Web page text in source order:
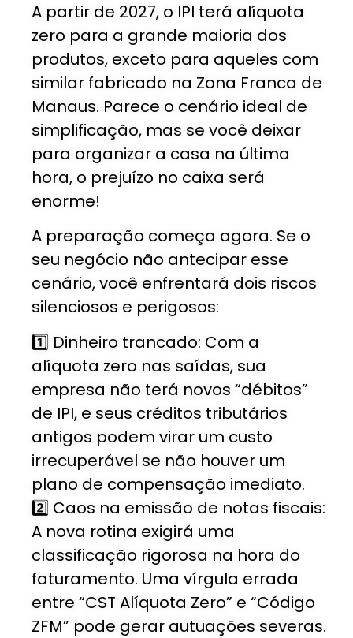
A partir de 2027, o IPI terá alíquota
zero para a grande maioria dos
produtos, exceto para aqueles com
similar fabricado na Zona Franca de
Manaus. Parece o cenário ideal de
simplificação, mas se você deixar
para organizar a casa na última
hora, o prejuízo no caixa será
enorme!
A preparação começa agora. Se o
seu negócio não antecipar esse
cenário, você enfrentará dois riscos
silenciosos e perigosos:
1️⃣ Dinheiro trancado: Com a
alíquota zero nas saídas, sua
empresa não terá novos “débitos”
de IPI, e seus créditos tributários
antigos podem virar um custo
irrecuperável se não houver um
plano de compensação imediato.
2️⃣ Caos na emissão de notas fiscais:
A nova rotina exigirá uma
classificação rigorosa na hora do
faturamento. Uma vírgula errada
entre “CST Alíquota Zero” e “Código
ZFM” pode gerar autuações severas.